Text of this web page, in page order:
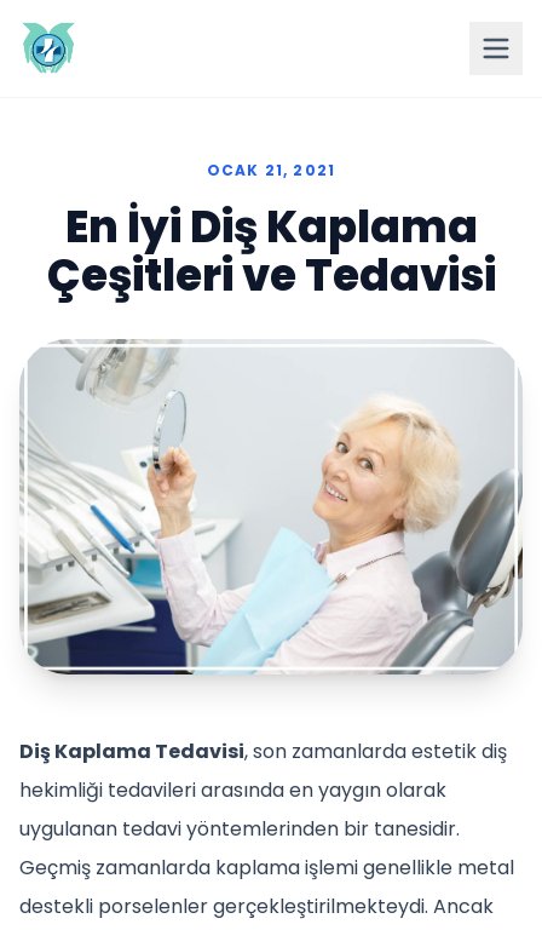
OCAK 21, 2021
En İyi Diş Kaplama
Çeşitleri ve Tedavisi
Diş Kaplama Tedavisi, son zamanlarda estetik diş
hekimliği tedavileri arasında en yaygın olarak
uygulanan tedavi yöntemlerinden bir tanesidir.
Geçmiş zamanlarda kaplama işlemi genellikle metal
destekli porselenler gerçekleştirilmekteydi. Ancak